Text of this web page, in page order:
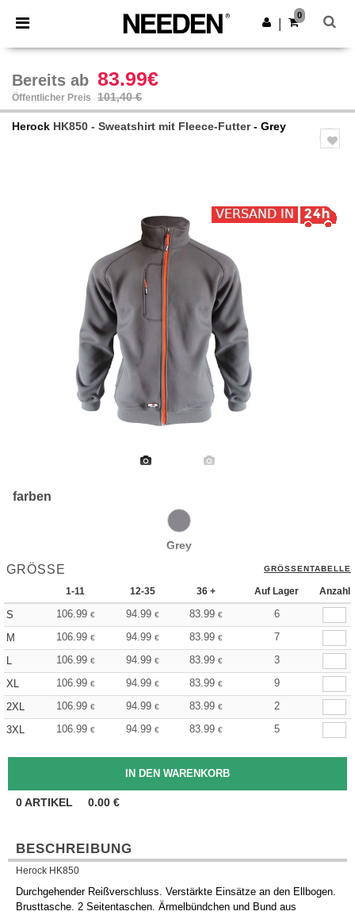
× Needen App
Bessere Preise in der App!
App holen
0
Bereits ab 83.99€
Öffentlicher Preis 101,40 €
Herock HK850 - Sweatshirt mit Fleece-Futter- Grey
farben
Grey
GRÖSSE GRÖSSENTABELLE
1-11 12-35 36 + Auf Lager Anzahl
S 106.99 € 94.99 € 83.99 €
6
M
106.99 € 94.99 € 83.99 €
7
L
106.99 € 94.99 € 83.99 €
3
XL
106.99 € 94.99 € 83.99 €
9
2XL
106.99 € 94.99 € 83.99 €
2
3XL
106.99 € 94.99 € 83.99 € 5
0ARTIKEL 0.00 €
BESCHREIBUNG
Herock HK850
Durchgehender Reißverschluss. Verstärkte Einsätze an den Ellbogen.
Brusttasche. 2 Seitentaschen. Ärmelbündchen und Bund aus